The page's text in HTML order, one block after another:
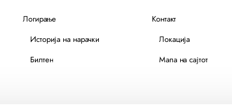
Логирање
Историја на нарачки
Билтен
Контакт
Локација
Мапа на сајтот